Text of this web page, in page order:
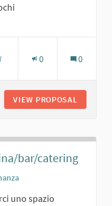
0 0
VIEW PROPOSAL
bar/catering
uno spazio